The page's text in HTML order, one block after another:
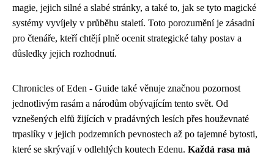
magie, jejich silné a slabé stránky, a také to, jak se tyto magické
systémy vyvíjely v průběhu staletí. Toto porozumění je zásadní
pro čtenáře, kteří chtějí plně ocenit strategické tahy postav a
důsledky jejich rozhodnutí.
Chronicles of Eden - Guide také věnuje značnou pozornost
jednotlivým rasám a národům obývajícím tento svět. Od
vznešených elfů žijících v pradávných lesích přes houževnaté
trpaslíky v jejich podzemních pevnostech až po tajemné bytosti,
které se skrývají v odlehlých koutech Edenu. Každá rasa má